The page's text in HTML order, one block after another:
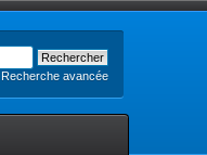
Recherche avancée